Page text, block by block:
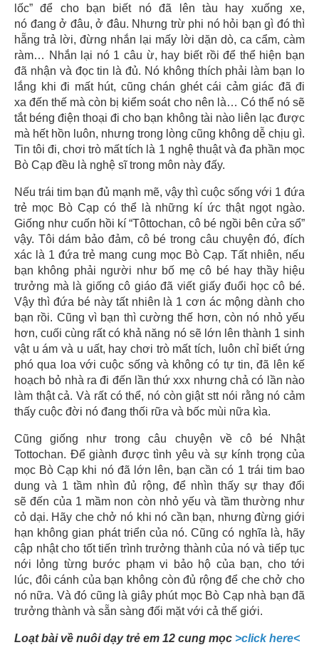
lốc” để cho bạn biết nó đã lên tàu hay xuống xe,
nó đang ở đâu, ở đâu. Nhưng trừ phi nó hỏi bạn gì đó thì
hẵng trả lời, đừng nhắn lại mấy lời dặn dò, ca cẩm, càm
ràm… Nhắn lại nó 1 câu ừ, hay biết rồi để thể hiện bạn
đã nhận và đọc tin là đủ. Nó không thích phải làm bạn lo
lắng khi đi mất hút, cũng chán ghét cái cảm giác đã đi
xa đến thế mà còn bị kiểm soát cho nên là… Có thể nó sẽ
tắt béng điện thoại đi cho bạn không tài nào liên lạc được
mà hết hồn luôn, nhưng trong lòng cũng không dễ chịu gì.
Tin tôi đi, chơi trò mất tích là 1 nghệ thuật và đa phần mọc
Bò Cạp đều là nghệ sĩ trong môn này đấy.
Nếu trái tim bạn đủ mạnh mẽ, vậy thì cuộc sống với 1 đứa
trẻ mọc Bò Cạp có thể là những kí ức thật ngọt ngào.
Giống như cuốn hồi kí “Tôttochan, cô bé ngồi bên cửa sổ”
vậy. Tôi dám bảo đảm, cô bé trong câu chuyện đó, đích
xác là 1 đứa trẻ mang cung mọc Bò Cạp. Tất nhiên, nếu
bạn không phải người như bố mẹ cô bé hay thầy hiệu
trưởng mà là giống cô giáo đã viết giấy đuổi học cô bé.
Vậy thì đứa bé này tất nhiên là 1 cơn ác mộng dành cho
bạn rồi. Cũng vì bạn thì cường thế hơn, còn nó nhỏ yếu
hơn, cuối cùng rất có khả năng nó sẽ lớn lên thành 1 sinh
vật u ám và u uất, hay chơi trò mất tích, luôn chỉ biết ứng
phó qua loa với cuộc sống và không có tự tin, đã lên kế
hoạch bỏ nhà ra đi đến lần thứ xxx nhưng chả có lần nào
làm thật cả. Và rất có thể, nó còn giật stt nói rằng nó cảm
thấy cuộc đời nó đang thối rữa và bốc mùi nữa kìa.
Cũng giống như trong câu chuyện về cô bé Nhật
Tottochan. Để giành được tình yêu và sự kính trọng của
mọc Bò Cạp khi nó đã lớn lên, bạn cần có 1 trái tim bao
dung và 1 tầm nhìn đủ rộng, để nhìn thấy sự thay đổi
sẽ đến của 1 mầm non còn nhỏ yếu và tầm thường như
cỏ dại. Hãy che chở nó khi nó cần bạn, nhưng đừng giới
hạn không gian phát triển của nó. Cũng có nghĩa là, hãy
cập nhật cho tốt tiến trình trưởng thành của nó và tiếp tục
nới lỏng từng bước phạm vi bảo hộ của bạn, cho tới
lúc, đôi cánh của bạn không còn đủ rộng để che chở cho
nó nữa. Và đó cũng là giây phút mọc Bò Cạp nhà bạn đã
trưởng thành và sẵn sàng đối mặt với cả thế giới.
Loạt bài về nuôi dạy trẻ em 12 cung mọc >click here<